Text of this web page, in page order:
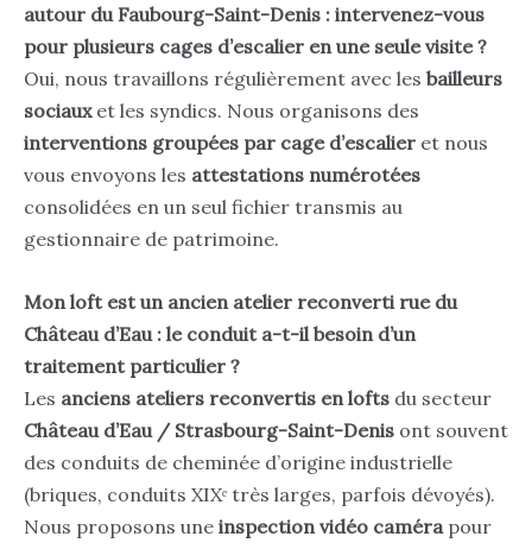
autour du Faubourg-Saint-Denis : intervenez-vous
pour plusieurs cages d’escalier en une seule visite ?
Oui, nous travaillons régulièrement avec les bailleurs
sociaux et les syndics. Nous organisons des
interventions groupées par cage d’escalier et nous
vous envoyons les attestations numérotées
consolidées en un seul fichier transmis au
gestionnaire de patrimoine.
Mon loft est un ancien atelier reconverti rue du
Château d’Eau : le conduit a-t-il besoin d’un
traitement particulier ?
Les anciens ateliers reconvertis en lofts du secteur
Château d’Eau / Strasbourg-Saint-Denis ont souvent
des conduits de cheminée d’origine industrielle
(briques, conduits XIXᵉ très larges, parfois dévoyés).
Nous proposons une inspection vidéo caméra pour